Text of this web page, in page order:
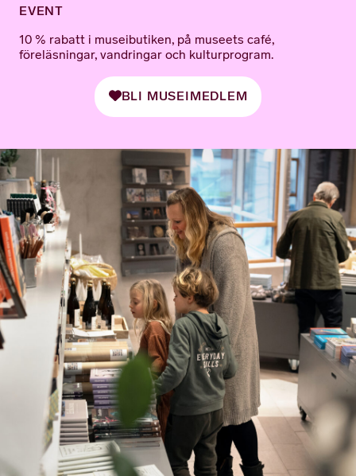
EVENT
10 % rabatt i museibutiken, på museets café,
föreläsningar, vandringar och kulturprogram.
BLI MUSEIMEDLEM